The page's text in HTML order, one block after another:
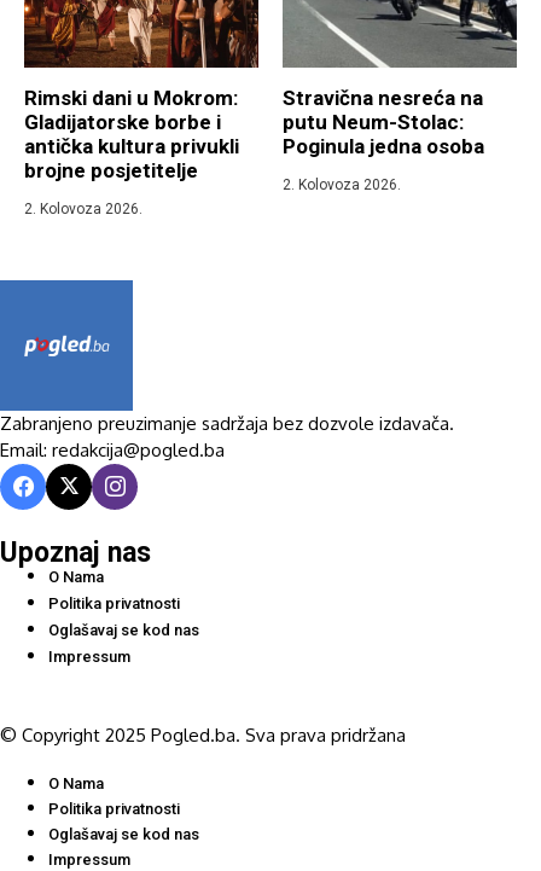
Rimski dani u Mokrom:
Gladijatorske borbe i
antička kultura privukli
brojne posjetitelje
2. Kolovoza 2026.
Stravična nesreća na
putu Neum-Stolac:
Poginula jedna osoba
2. Kolovoza 2026.
Zabranjeno preuzimanje sadržaja bez dozvole izdavača.
Email: redakcija@pogled.ba
Upoznaj nas
O Nama
Politika privatnosti
Oglašavaj se kod nas
Impressum
© Copyright 2025 Pogled.ba. Sva prava pridržana
O Nama
Politika privatnosti
Oglašavaj se kod nas
Impressum